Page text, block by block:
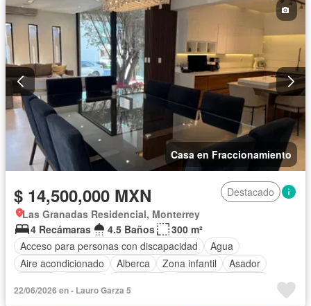
Sin amueblar
Casa en Fraccionamiento
$ 14,500,000 MXN
Destacado
Las Granadas Residencial, Monterrey
4 Recámaras
4.5 Baños
300 m²
Acceso para personas con discapacidad
Agua
Aire acondicionado
Alberca Zona infantil
Asador
Cocina equipada
Cocina integral
22/06/2026 en - Lauro Garza 5